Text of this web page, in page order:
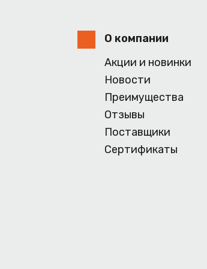
О компании
Акции и новинки
Новости
Преимущества
Отзывы
Поставщики
Сертификаты